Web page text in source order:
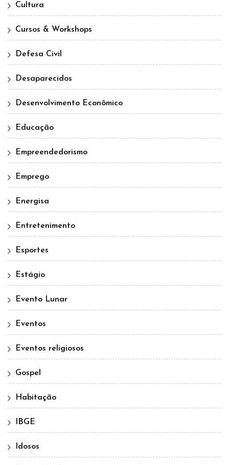
Cultura
Cursos & Workshops
Defesa Civil
Desaparecidos
Desenvolvimento Econômico
Educação
Empreendedorismo
Emprego
Energisa
Entretenimento
Esportes
Estágio
Evento Lunar
Eventos
Eventos religiosos
Gospel
Habitação
IBGE
Idosos